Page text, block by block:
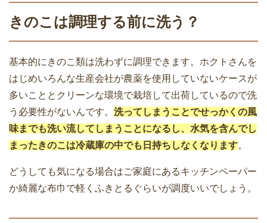
きのこは調理する前に洗う？
基本的にきのこ類は洗わずに調理できます。ホクトさんを
はじめいろんな生産会社が農薬を使用していないケースが
多いこととクリーンな環境で栽培して出荷しているので洗
う必要性がないんです。 洗ってしまうことでせっかくの風
味までも洗い流してしまうことになるし、水気を含んでし
まったきのこは冷蔵庫の中でも日持ちしなくなります。
どうしても気になる場合はご家庭にあるキッチンペーパー
か綺麗な布巾で軽くふきとるぐらいが調度いいでしょう。